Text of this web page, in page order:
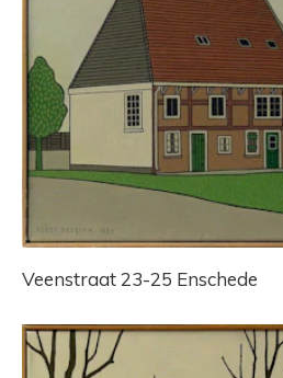
Veenstraat 23-25 Enschede